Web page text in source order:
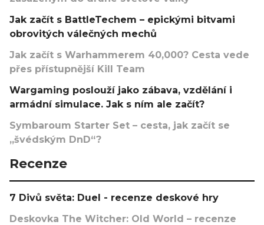
Jak začít s BattleTechem – epickými bitvami
obrovitých válečných mechů
Jak začít s Warhammerem 40,000? Cesta vede
přes přístupnější Kill Team
Wargaming poslouží jako zábava, vzdělání i
armádní simulace. Jak s ním ale začít?
Symbaroum Starter Set – cesta, jak začít se
„švédským DnD“?
Recenze
7 Divů světa: Duel - recenze deskové hry
Deskovka The Witcher: Old World – recenze